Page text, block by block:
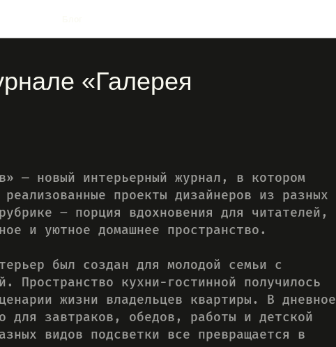
«Галерея
— новый интерьерный журнал, в котором
реализованные проекты дизайнеров из разных
– порция вдохновения для читателей,
и уютное домашнее пространство.
был создан для молодой семьи с
Пространство кухни-гостинной получилось
жизни владельцев квартиры. В дневное
для завтраков, обедов, работы и детской
видов подсветки все превращается в